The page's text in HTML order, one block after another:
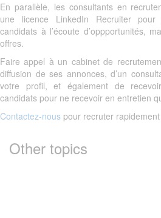
En parallèle, les consultants en
une licence LinkedIn Recruiter pour
candidats à l’écoute d’oppportunités,
offres.
Faire appel à un cabinet de
diffusion de ses annonces, d’un
votre profil, et également de
candidats pour ne recevoir en entretien
Contactez-nous pour recruter
Other topics